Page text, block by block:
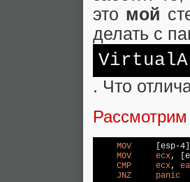
это мой
делать с
. Что
MOV
[esp-4]
MOV
ecx,
CMP
ecx,
JNZ
panic